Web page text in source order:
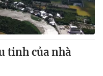
tinh của nhà